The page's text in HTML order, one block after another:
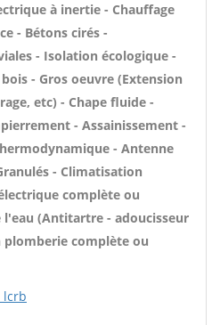
à inertie - Chauffage
- Bétons cirés -
- Isolation écologique -
- Gros oeuvre (Extension
etc) - Chape fluide -
- Assainissement -
- Antenne
- Climatisation
complète ou
(Antitartre - adoucisseur
complète ou
lcrb